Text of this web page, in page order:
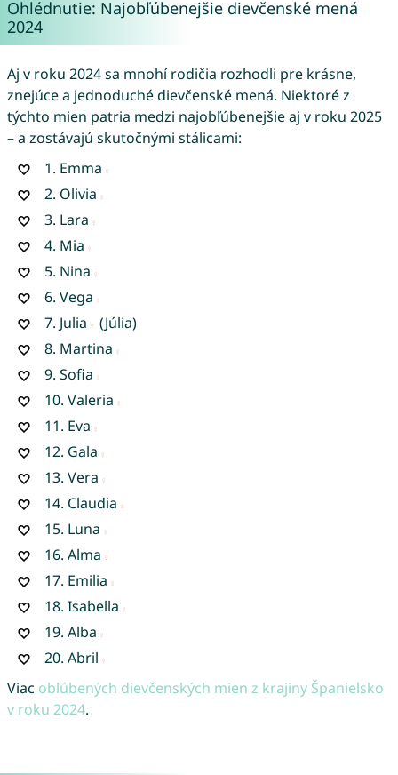
Ohlédnutie: Najobľúbenejšie dievčenské mená
2024
Aj v roku 2024 sa mnohí rodičia rozhodli pre krásne,
znejúce a jednoduché dievčenské mená. Niektoré z
týchto mien patria medzi najobľúbenejšie aj v roku 2025
– a zostávajú skutočnými stálicami:
1. Emma
2. Olivia
3. Lara
4. Mia
5. Nina
6. Vega
7. Julia
(Júlia)
8. Martina
9. Sofia
10. Valeria
11. Eva
12. Gala
13. Vera
14. Claudia
15. Luna
16. Alma
17. Emilia
18. Isabella
19. Alba
20. Abril
Viac obľúbených dievčenských mien z krajiny Španielsko
v roku 2024.